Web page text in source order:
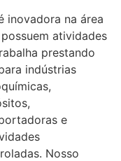
inovadora na área
atividades
prestando
indústrias
e
Nosso